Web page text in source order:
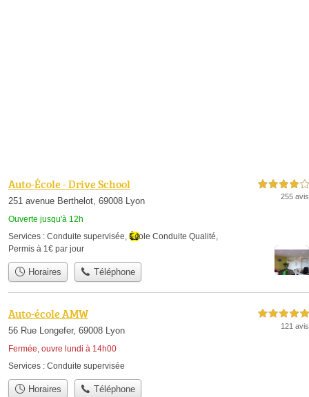
Auto-École - Drive School
251 avenue Berthelot, 69008 Lyon
Ouverte jusqu'à 12h
4,0 étoiles sur 5
255 avis
Services : Conduite supervisée, École Conduite Qualité,
Permis à 1€ par jour
Horaires Téléphone
Auto-école AMW
56 Rue Longefer, 69008 Lyon
Fermée, ouvre lundi à 14h00
5,0 étoiles sur 5
121 avis
Services : Conduite supervisée
Horaires Téléphone